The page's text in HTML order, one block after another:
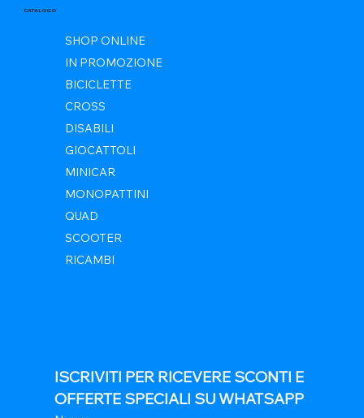
CATALOGO
SHOP ONLINE
IN PROMOZIONE
BICICLETTE
CROSS
DISABILI
GIOCATTOLI
MINICAR
MONOPATTINI
QUAD
SCOOTER
RICAMBI
ISCRIVITI PER RICEVERE SCONTI E
OFFERTE SPECIALI SU WHATSAPP